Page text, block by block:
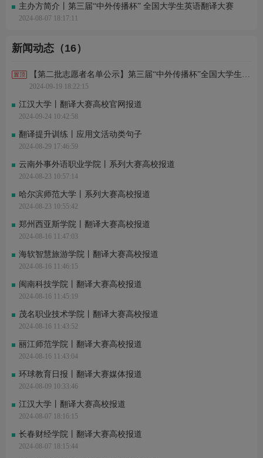
主办方简介丨第三届“中外传播杯” 全国大学生英语翻译大赛
2024-08-07 18:17:11
新闻动态（16）
【第二批志愿者名单公示】第三届“中外传播杯”全国大学生英语翻译大赛志愿者证书
2024-09-19 18:22:15
江汉大学丨翻译大赛高校官网报道
2024-09-24 10:42:58
翻译提升训练丨应用文活动类句子
2024-08-29 17:46:59
云南外事外语职业学院丨系列大赛高校报道
2024-08-23 10:57:14
哈尔滨师范大学丨系列大赛高校报道
2024-08-23 10:55:42
郑州西亚斯学院丨翻译大赛高校报道
2024-08-16 11:47:03
海软智慧旅游学院丨翻译大赛高校报道
2024-08-16 11:46:15
闽南科技学院丨翻译大赛高校报道
2024-08-16 11:45:19
茂名职业技术学院丨翻译大赛高校报道
2024-08-16 11:43:52
丽江师范学院丨翻译大赛高校报道
2024-08-16 11:43:04
环球教育日报丨翻译大赛媒体报道
2024-08-09 10:33:46
江汉大学丨翻译大赛高校报道
2024-08-07 18:16:15
长春财经学院丨翻译大赛高校报道
2024-08-07 18:15:44